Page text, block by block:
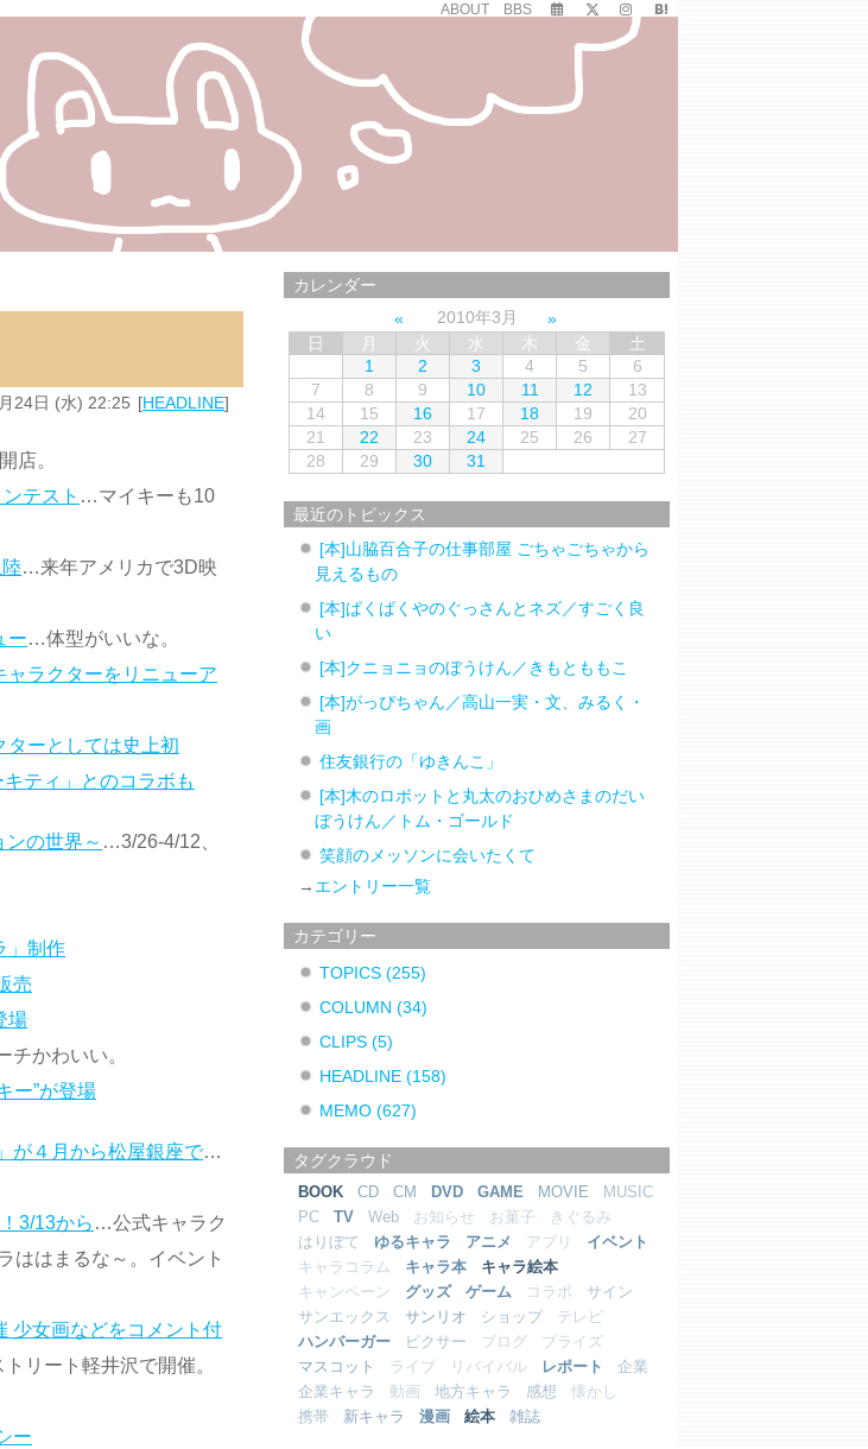
ABOUT BBS
24日 (水) 22:25 HEADLINE
店。
テスト …マイキーも10
…来年アメリカで3D映
ー…体型がいいな。
ラクターをリニューア
ターとしては史上初
ティ」とのコラボも
の世界～ …3/26-4/12、
」制作
売
場
チかわいい。
ー”が登場
が４月から松屋銀座で…
3/13から …公式キャラク
ははまるな～。イベント
少女画などをコメント付
トリート軽井沢で開催。
ー
カレンダー
2010年3月
日
月 火 水 木 金
土
1
2 3 4 5
6
7
8 9 10 11 12
13
14
15 16 17 18 19
20
21
22 23 24 25 26
27
28
29 30 31
最近のトピックス
[本]山脇百合子の仕事部屋 ごちゃごちゃから
見えるもの
[本]ぱくぱくやのぐっさんとネズ／すごく良
い
[本]クニョニョのぼうけん／きもとももこ
[本]がっぴちゃん／高山一実・文、みるく・
画
住友銀行の「ゆきんこ」
[本]木のロボットと丸太のおひめさまのだい
ぼうけん／トム・ゴールド
笑顔のメッソンに会いたくて
→ エントリー一覧
カテゴリー
TOPICS(255)
COLUMN(34)
CLIPS(5)
HEADLINE(158)
MEMO(627)
タグクラウド
BOOK CD CM DVD GAME MOVIE
MUSIC
PC
TV Web お知らせ お菓子
きぐるみ
はりぼて
ゆるキャラ アニメ アプリ
イベント
キャラコラム
キャラ本
キャラ絵本
キャンペーン
グッズ ゲーム コラボ
サイン
サンエックス
サンリオ ショップ
テレビ
ハンバーガー
ピクサー ブログ
プライズ
マスコット
ライブ リバイバル レポート
企業
企業キャラ
動画 地方キャラ 感想
懐かし
携帯
新キャラ 漫画 絵本 雑誌